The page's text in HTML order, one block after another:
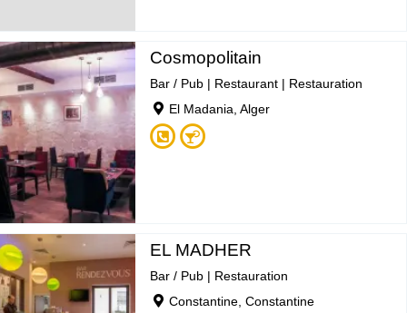
Cosmopolitain
Bar / Pub | Restaurant | Restauration
El Madania, Alger
EL MADHER
Bar / Pub | Restauration
Constantine, Constantine